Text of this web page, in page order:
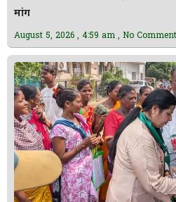
मांग
August 5, 2026 4:59 am No